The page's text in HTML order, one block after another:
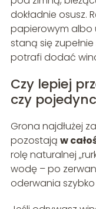
dokładnie osusz.
papierowym albo
staną się
potrafi dodać
Czy lepiej
czy
Grona najdłużej
pozostają w
rolę naturalnej
wodę – po
oderwania